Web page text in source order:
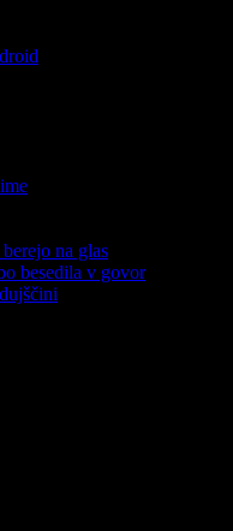
na glas
besedila v govor